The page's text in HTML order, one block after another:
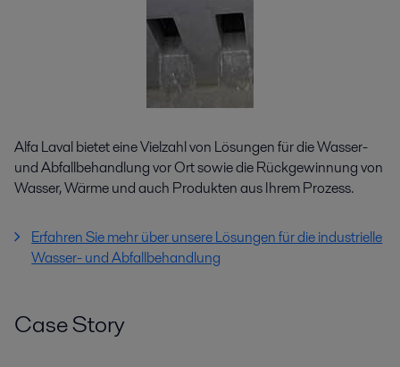
Alfa Laval bietet eine Vielzahl von Lösungen für die Wasser-
und Abfallbehandlung vor Ort sowie die Rückgewinnung von
Wasser, Wärme und auch Produkten aus Ihrem Prozess.
Erfahren Sie mehr über unsere Lösungen für die industrielle
Wasser- und Abfallbehandlung
Case Story